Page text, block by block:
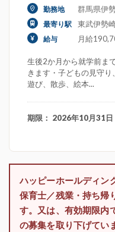
勤務地 群馬県伊
最寄り駅 東武伊勢
給与 月給
生後2か月から就学前ま
きます・子どもの見守
遊び、散歩、絵本...
期限： 2026年10月31日
ハッピーホールディン
保育士／残業・持ち帰
す。又は、有効期限内
の募集を取り下げてい